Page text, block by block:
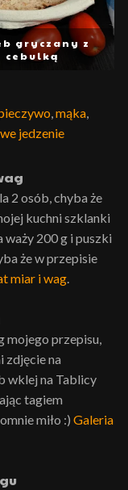
gryczany z
cebulką
mąka
jedzenie
2 osób, chyba że
kuchni szklanki
200 g i puszki
że w przepisie
miar i wag
mojego przepisu,
zdjęcie na
wklej na Tablicy
tagiem
miło :) Galeria